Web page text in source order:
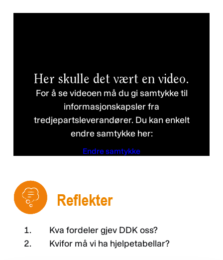
Her skulle det vært en video.
For å se videoen må du gi samtykke til
informasjonskapsler fra
tredjepartsleverandører. Du kan enkelt
endre samtykke her:
Endre samtykke
Kva fordeler gjev DDK oss?
Kvifor må vi ha hjelpetabellar?